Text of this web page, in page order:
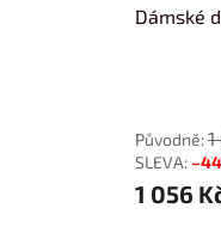
Dámské
1
1 056